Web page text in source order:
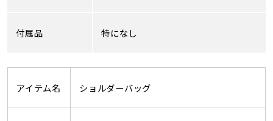
付属品 特になし
アイテム名 ショルダーバッグ